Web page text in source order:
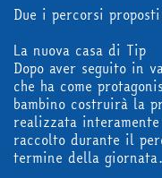
Due i percorsi
La nuova casa di Tip
Dopo aver seguito in
che ha come
bambino costruirà la
realizzata
raccolto durante il
termine della giornata.